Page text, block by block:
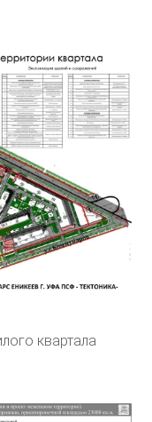
квартала